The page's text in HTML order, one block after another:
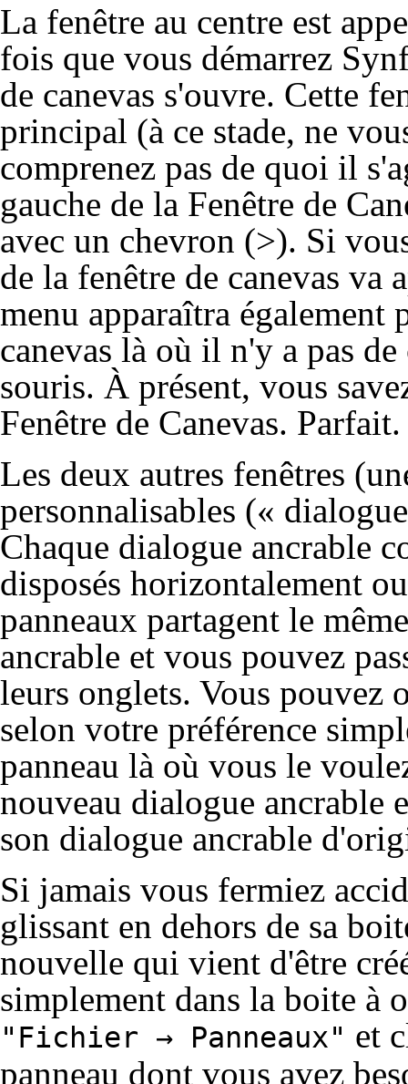
La fenêtre au centre est
fois que vous démarrez
de canevas s'ouvre. Cette
principal (à ce stade, ne
comprenez pas de quoi il
gauche de la Fenêtre de
avec un chevron (>). Si
de la fenêtre de canevas va
menu apparaîtra
canevas là où il n'y a pas de
souris. À présent, vous
Fenêtre de Canevas. Parfait.
Les deux autres fenêtres
personnalisables («
Chaque dialogue ancrable
disposés horizontalement
panneaux partagent le
ancrable et vous pouvez
leurs onglets. Vous pouvez
selon votre préférence
panneau là où vous le
nouveau dialogue ancrable
son dialogue ancrable
Si jamais vous fermiez
glissant en dehors de sa
nouvelle qui vient d'être
simplement dans la boite à
"Fichier → Panneaux" et
panneau dont vous avez